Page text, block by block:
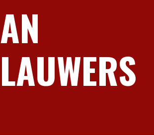
AN
LAUWERS